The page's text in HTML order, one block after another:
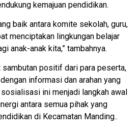
kemajuan pendidikan.
baik antara komite sekolah, guru,
menciptakan lingkungan belajar
anak-anak kita,” tambahnya.
sambutan positif dari para peserta,
informasi dan arahan yang
ini menjadi langkah awal
antara semua pihak yang
di Kecamatan Manding..